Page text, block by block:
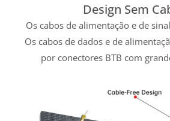
Design Sem
Os cabos de alimentação e de
Os cabos de dados e de
por conectores BTB com